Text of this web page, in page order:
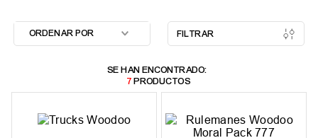
ORDENAR POR FILTRAR
7PRODUCTOS